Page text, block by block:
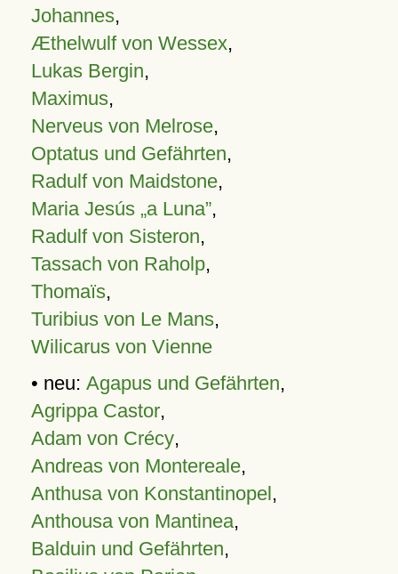
Johannes,
Æthelwulf von Wessex,
Lukas Bergin,
Maximus,
Nerveus von Melrose,
Optatus und Gefährten,
Radulf von Maidstone,
Maria Jesús „a Luna”,
Radulf von Sisteron,
Tassach von Raholp,
Thomaïs,
Turibius von Le Mans,
Wilicarus von Vienne
• neu: Agapus und Gefährten,
Agrippa Castor,
Adam von Crécy,
Andreas von Montereale,
Anthusa von Konstantinopel,
Anthousa von Mantinea,
Balduin und Gefährten,